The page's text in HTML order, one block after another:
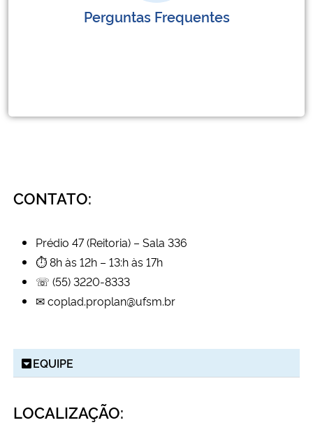
Perguntas Frequentes
CONTATO:
Prédio 47 (Reitoria) – Sala 336
⏱ 8h às 12h – 13:h às 17h
☏ (55) 3220-8333
✉︎ coplad.proplan@ufsm.br
EQUIPE
LOCALIZAÇÃO: